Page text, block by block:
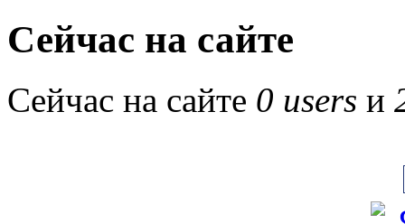
Сейчас на сайте
Сейчас на сайте 0 users и